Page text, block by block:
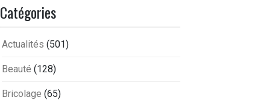
Catégories
Actualités (501)
Beauté (128)
Bricolage (65)